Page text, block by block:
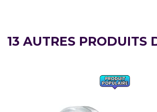
13 AUTRES PRODUITS